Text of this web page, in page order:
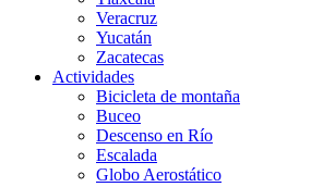
Veracruz
Yucatán
Zacatecas
Actividades
Bicicleta de montaña
Buceo
Descenso en Río
Escalada
Globo Aerostático